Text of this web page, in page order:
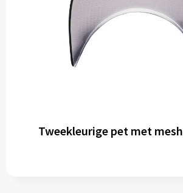
Tweekleurige pet met mesh